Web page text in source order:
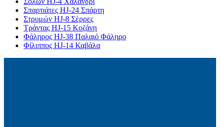
Σπαρτιάτες HJ-24 Σπάρτη
Στρυμών HJ-8 Σέρρες
Τράντας HJ-15 Κοζάνη
Φάληρος HJ-38 Παλαιό Φάληρο
Φίλιππος HJ-14 Καβάλα